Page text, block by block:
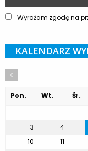
Wyrażam zgodę na
KALENDARZ
<
Pon. Wt. Śr.
3
4
10
11